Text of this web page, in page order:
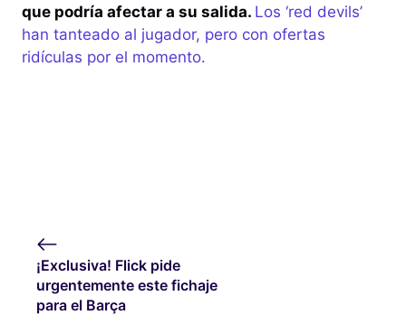
que podría afectar a su salida. Los ‘red devils’
han tanteado al jugador, pero con ofertas
ridículas por el momento.
¡Exclusiva! Flick pide
urgentemente este fichaje
para el Barça